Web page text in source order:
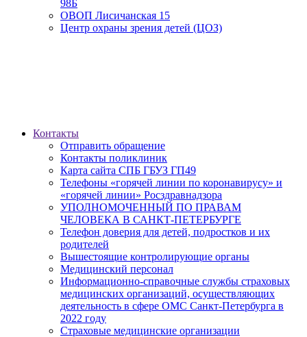
98Б
ОВОП Лисичанская 15
Центр охраны зрения детей (ЦОЗ)
Контакты
Отправить обращение
Контакты поликлиник
Карта сайта СПБ ГБУЗ ГП49
Телефоны «горячей линии по коронавирусу» и
«горячей линии» Росздравнадзора
УПОЛНОМОЧЕННЫЙ ПО ПРАВАМ
ЧЕЛОВЕКА В САНКТ-ПЕТЕРБУРГЕ
Телефон доверия для детей, подростков и их
родителей
Вышестоящие контролирующие органы
Медицинский персонал
Информационно-справочные службы страховых
медицинских организаций, осуществляющих
деятельность в сфере ОМС Санкт-Петербурга в
2022 году
Страховые медицинские организации